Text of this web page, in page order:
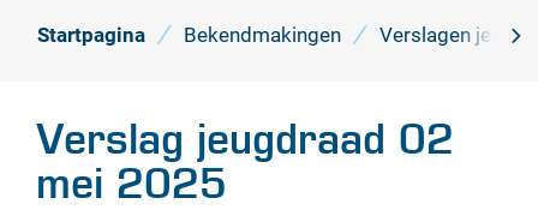
Startpagina Bekendmakingen Verslagen
Verslag jeugdraad 02
mei 2025